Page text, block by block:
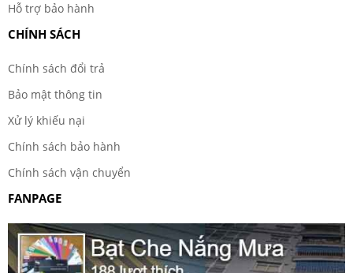
Hỗ trợ bảo hành
CHÍNH SÁCH
Chính sách đổi trả
Bảo mật thông tin
Xử lý khiếu nại
Chính sách bảo hành
Chính sách vận chuyển
FANPAGE